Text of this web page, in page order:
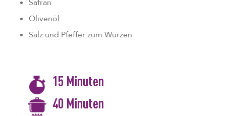
Safran
Olivenöl
Salz und Pfeffer zum Würzen
15 Minuten
40 Minuten